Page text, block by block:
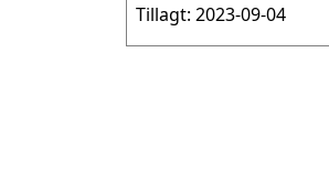
Tillagt: 2023-09-04